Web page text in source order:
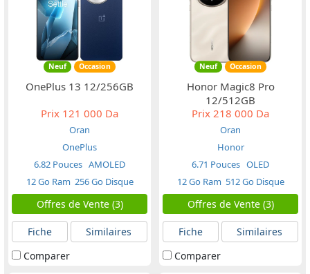
Neuf Occasion
OnePlus 13 12/256GB
Prix 121 000 Da
Oran
OnePlus
6.82 Pouces AMOLED
12 Go Ram 256 Go Disque
Offres de Vente (3)
Fiche
Similaires
Comparer
Neuf Occasion
Honor Magic8 Pro
12/512GB
Prix 218 000 Da
Oran
Honor
6.71 Pouces OLED
12 Go Ram 512 Go Disque
Offres de Vente (3)
Fiche
Similaires
Comparer